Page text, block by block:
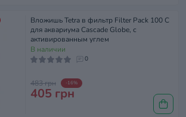
Вложишь Tetra в фильтр Filter Pack 100 C
для аквариума Cascade Globe, с
активированным углем
В наличии
0
483 грн -16%
405 грн